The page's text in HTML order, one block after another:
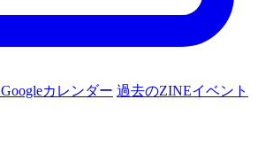
Googleカレンダー 過去のZINEイベント